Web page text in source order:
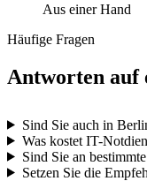
Aus einer Hand
Häufige Fragen
Antworten auf
Sind Sie auch in
Was kostet IT-
Sind Sie an
Setzen Sie die